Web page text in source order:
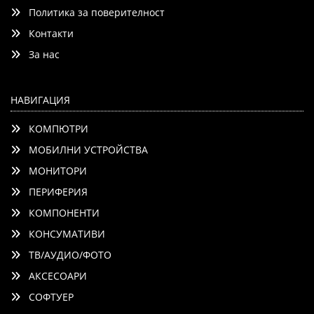
Политика за поверителност
Контакти
За нас
НАВИГАЦИЯ
КОМПЮТРИ
МОБИЛНИ УСТРОЙСТВА
МОНИТОРИ
ПЕРИФЕРИЯ
КОМПОНЕНТИ
КОНСУМАТИВИ
ТВ/АУДИО/ФОТО
АКСЕСОАРИ
СОФТУЕР